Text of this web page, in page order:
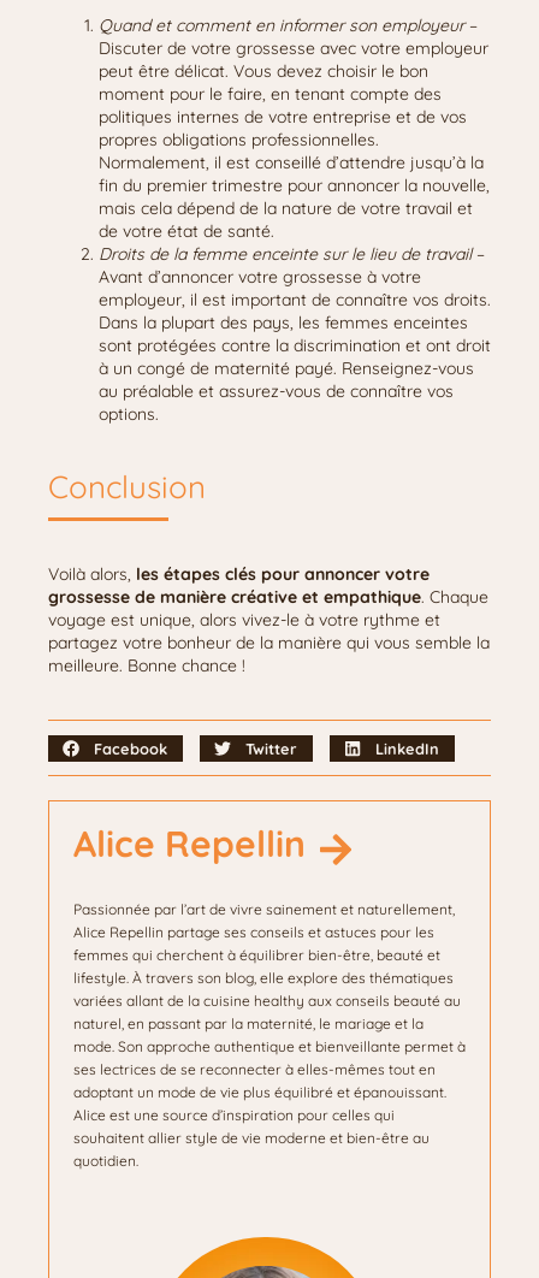
Quand et comment en informer son employeur–
Discuter de votre grossesse avec votre employeur
peut être délicat. Vous devez choisir le bon
moment pour le faire, en tenant compte des
politiques internes de votre entreprise et de vos
propres obligations professionnelles.
Normalement, il est conseillé d’attendre jusqu’à la
fin du premier trimestre pour annoncer la nouvelle,
mais cela dépend de la nature de votre travail et
de votre état de santé.
Droits de la femme enceinte sur le lieu de travail–
Avant d’annoncer votre grossesse à votre
employeur, il est important de connaître vos droits.
Dans la plupart des pays, les femmes enceintes
sont protégées contre la discrimination et ont droit
à un congé de maternité payé. Renseignez-vous
au préalable et assurez-vous de connaître vos
options.
Conclusion
Voilà alors, les étapes clés pour annoncer votre
grossesse de manière créative et empathique. Chaque
voyage est unique, alors vivez-le à votre rythme et
partagez votre bonheur de la manière qui vous semble la
meilleure. Bonne chance !
Facebook Twitter LinkedIn
Alice Repellin
Passionnée par l’art de vivre sainement et naturellement,
Alice Repellin partage ses conseils et astuces pour les
femmes qui cherchent à équilibrer bien-être, beauté et
lifestyle. À travers son blog, elle explore des thématiques
variées allant de la cuisine healthy aux conseils beauté au
naturel, en passant par la maternité, le mariage et la
mode. Son approche authentique et bienveillante permet à
ses lectrices de se reconnecter à elles-mêmes tout en
adoptant un mode de vie plus équilibré et épanouissant.
Alice est une source d’inspiration pour celles qui
souhaitent allier style de vie moderne et bien-être au
quotidien.